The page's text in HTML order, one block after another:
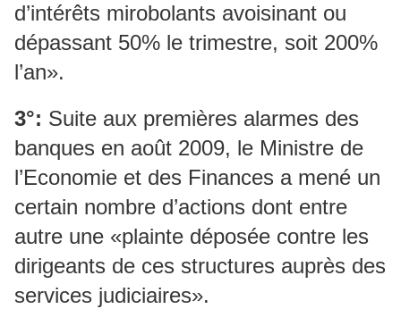
d’intérêts mirobolants avoisinant ou
dépassant 50% le trimestre, soit 200%
l’an».
3°: Suite aux premières alarmes des
banques en août 2009, le Ministre de
l’Economie et des Finances a mené un
certain nombre d’actions dont entre
autre une «plainte déposée contre les
dirigeants de ces structures auprès des
services judiciaires».